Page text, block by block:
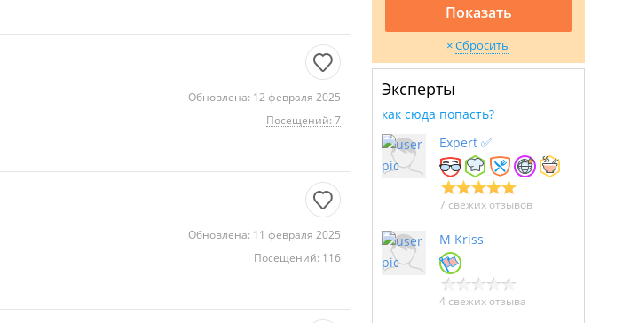
Обновлена: 12 февраля 2025
Посещений: 7
Обновлена: 11 февраля 2025
Посещений: 116
Показать
Сбросить
Эксперты
как сюда попасть?
Expert ✅
7 свежих отзывов
M Kriss
4 свежих отзыва